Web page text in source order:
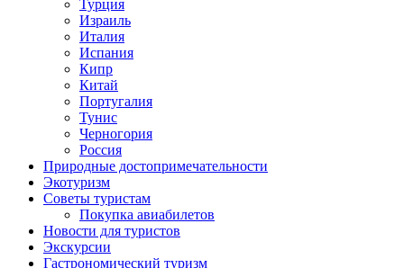
Турция
Израиль
Италия
Испания
Кипр
Китай
Португалия
Тунис
Черногория
Россия
Природные достопримечательности
Экотуризм
Советы туристам
Покупка авиабилетов
Новости для туристов
Экскурсии
Гастрономический туризм